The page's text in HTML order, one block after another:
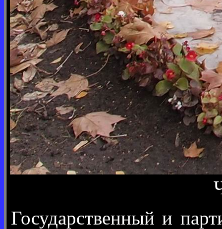
Государственный и